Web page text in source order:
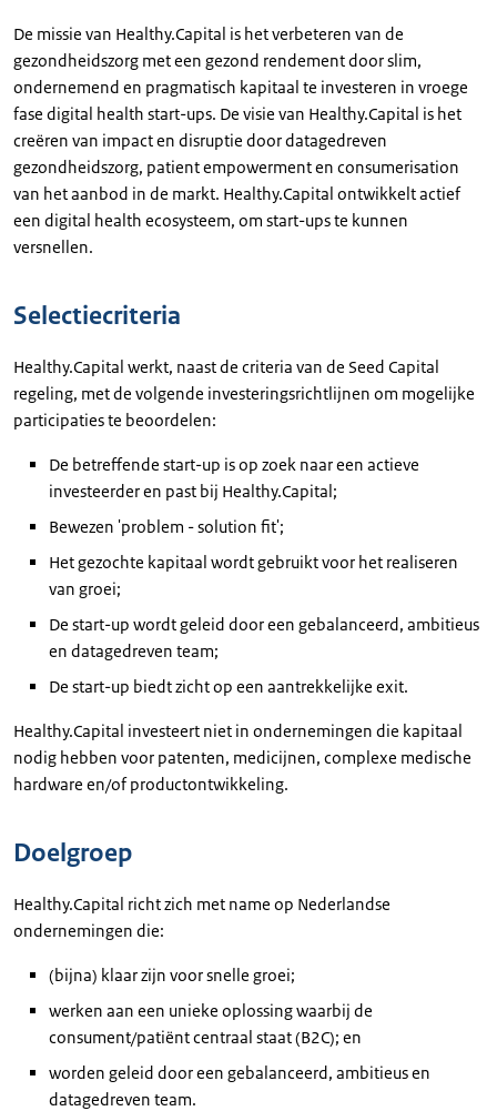
De missie van Healthy.Capital is het verbeteren van de
gezondheidszorg met een gezond rendement door slim,
ondernemend en pragmatisch kapitaal te investeren in vroege
fase digital health start-ups. De visie van Healthy.Capital is het
creëren van impact en disruptie door datagedreven
gezondheidszorg, patient empowerment en consumerisation
van het aanbod in de markt. Healthy.Capital ontwikkelt actief
een digital health ecosysteem, om start-ups te kunnen
versnellen.
Selectiecriteria
Healthy.Capital werkt, naast de criteria van de Seed Capital
regeling, met de volgende investeringsrichtlijnen om mogelijke
participaties te beoordelen:
De betreffende start-up is op zoek naar een actieve
investeerder en past bij Healthy.Capital;
Bewezen 'problem - solution fit';
Het gezochte kapitaal wordt gebruikt voor het realiseren
van groei;
De start-up wordt geleid door een gebalanceerd, ambitieus
en datagedreven team;
De start-up biedt zicht op een aantrekkelijke exit.
Healthy.Capital investeert niet in ondernemingen die kapitaal
nodig hebben voor patenten, medicijnen, complexe medische
hardware en/of productontwikkeling.
Doelgroep
Healthy.Capital richt zich met name op Nederlandse
ondernemingen die:
(bijna) klaar zijn voor snelle groei;
werken aan een unieke oplossing waarbij de
consument/patiënt centraal staat (B2C); en
worden geleid door een gebalanceerd, ambitieus en
datagedreven team.